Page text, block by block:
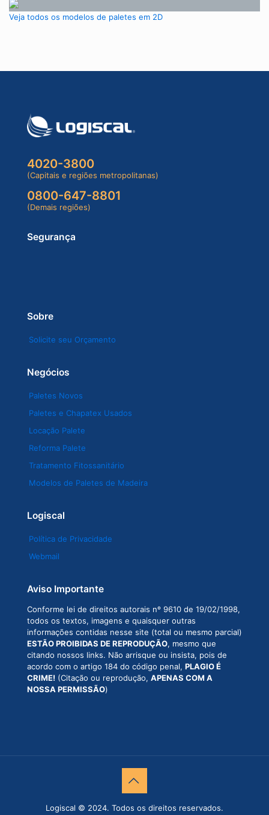
Veja todos os modelos de paletes em 2D
4020-3800
(Capitais e regiões metropolitanas)
0800-647-8801
(Demais regiões)
Segurança
Sobre
Solicite seu Orçamento
Negócios
Paletes Novos
Paletes e Chapatex Usados
Locação Palete
Reforma Palete
Tratamento Fitossanitário
Modelos de Paletes de Madeira
Logiscal
Política de Privacidade
Webmail
Aviso Importante
Conforme lei de direitos autorais nº 9610 de 19/02/1998,
todos os textos, imagens e quaisquer outras
informações contidas nesse site (total ou mesmo parcial)
ESTÃO PROIBIDAS DE REPRODUÇÃO, mesmo que
citando nossos links. Não arrisque ou insista, pois de
acordo com o artigo 184 do código penal, PLAGIO É
CRIME! (Citação ou reprodução, APENAS COM A
NOSSA PERMISSÃO)
Logiscal © 2024. Todos os direitos reservados.